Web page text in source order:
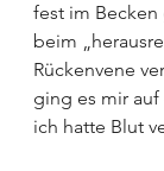
fest im Becken
beim
Rückenvene
ging es mir
ich hatte Blut